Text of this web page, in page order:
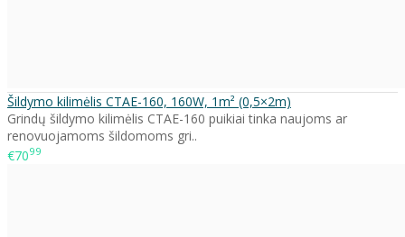
Šildymo kilimėlis CTAE-160, 160W, 1m² (0,5×2m)
Grindų šildymo kilimėlis CTAE-160 puikiai tinka naujoms ar
renovuojamoms šildomoms gri..
€7099